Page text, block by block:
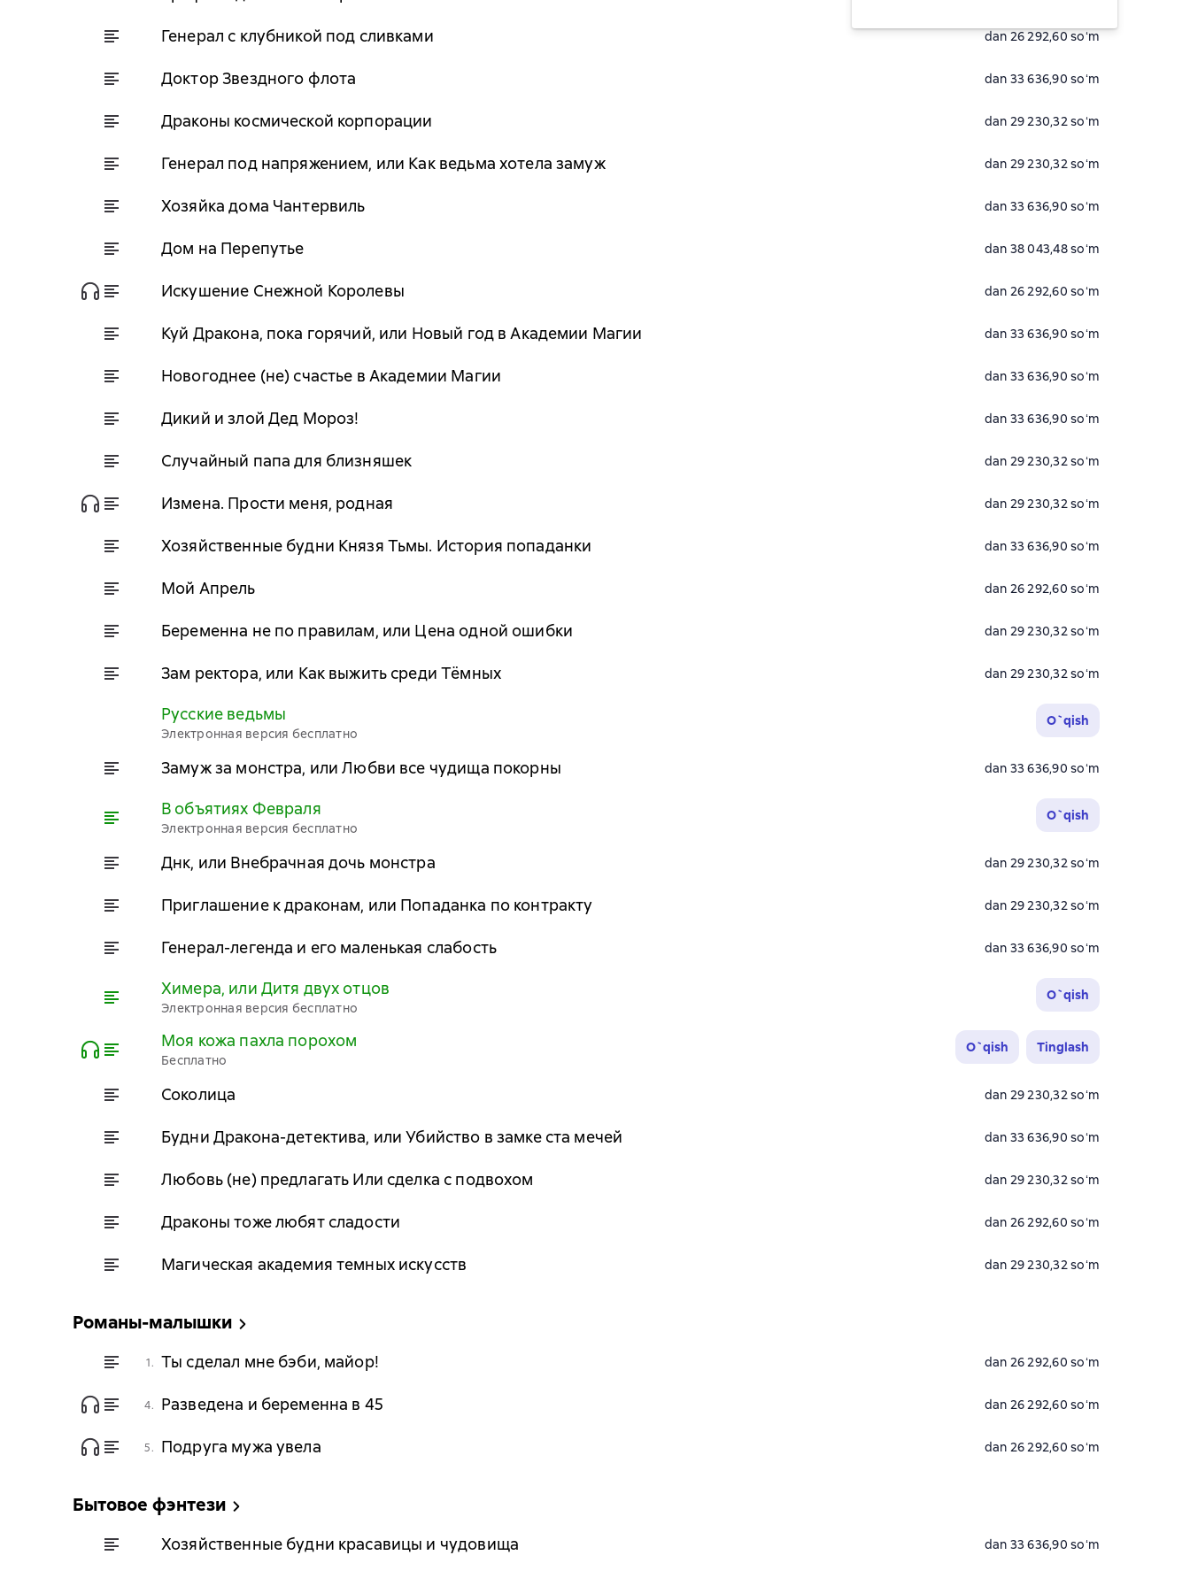
Генерал с клубникой под сливками dan 26 292,60 soʻm
Доктор Звездного флота dan 33 636,90 soʻm
Драконы космической корпорации dan 29 230,32 soʻm
Генерал под напряжением, или Как ведьма хотела замуж dan 29 230,32 soʻm
Хозяйка дома Чантервиль dan 33 636,90 soʻm
Дом на Перепутье dan 38 043,48 soʻm
Искушение Снежной Королевы dan 26 292,60 soʻm
Куй Дракона, пока горячий, или Новый год в Академии Магии dan 33 636,90 soʻm
Новогоднее (не) счастье в Академии Магии dan 33 636,90 soʻm
Дикий и злой Дед Мороз! dan 33 636,90 soʻm
Случайный папа для близняшек dan 29 230,32 soʻm
Измена. Прости меня, родная dan 29 230,32 soʻm
Хозяйственные будни Князя Тьмы. История попаданки dan 33 636,90 soʻm
Мой Апрель dan 26 292,60 soʻm
Беременна не по правилам, или Цена одной ошибки dan 29 230,32 soʻm
Зам ректора, или Как выжить среди Тёмных dan 29 230,32 soʻm
Русские ведьмы
Электронная версия бесплатно
O`qish
Замуж за монстра, или Любви все чудища покорны dan 33 636,90 soʻm
В объятиях Февраля
Электронная версия бесплатно
O`qish
Днк, или Внебрачная дочь монстра dan 29 230,32 soʻm
Приглашение к драконам, или Попаданка по контракту dan 29 230,32 soʻm
Генерал-легенда и его маленькая слабость dan 33 636,90 soʻm
Химера, или Дитя двух отцов
Электронная версия бесплатно
O`qish
Моя кожа пахла порохом
Бесплатно
O`qish Tinglash
Соколица dan 29 230,32 soʻm
Будни Дракона-детектива, или Убийство в замке ста мечей dan 33 636,90 soʻm
Любовь (не) предлагать Или сделка с подвохом dan 29 230,32 soʻm
Драконы тоже любят сладости dan 26 292,60 soʻm
Магическая академия темных искусств dan 29 230,32 soʻm
Романы-малышки
1. Ты сделал мне бэби, майор! dan 26 292,60 soʻm
4. Разведена и беременна в 45 dan 26 292,60 soʻm
5. Подруга мужа увела dan 26 292,60 soʻm
Бытовое фэнтези
Хозяйственные будни красавицы и чудовища dan 33 636,90 soʻm